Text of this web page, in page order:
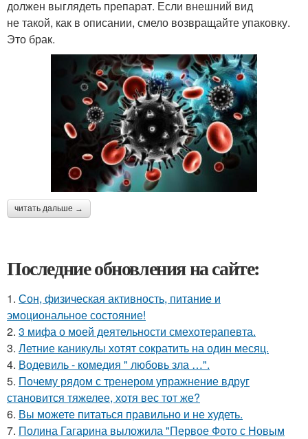
должен выглядеть препарат. Если внешний вид
не такой, как в описании, смело возвращайте упаковку.
Это брак.
читать дальше →
Последние обновления на сайте:
1. Сон, физическая активность, питание и
эмоциональное состояние!
2. 3 мифа о моей деятельности смехотерапевта.
3. Летние каникулы хотят сократить на один месяц.
4. Водевиль - комедия " любовь зла …".
5. Почему рядом с тренером упражнение вдруг
становится тяжелее, хотя вес тот же?
6. Вы можете питаться правильно и не худеть.
7. Полина Гагарина выложила "Первое Фото с Новым